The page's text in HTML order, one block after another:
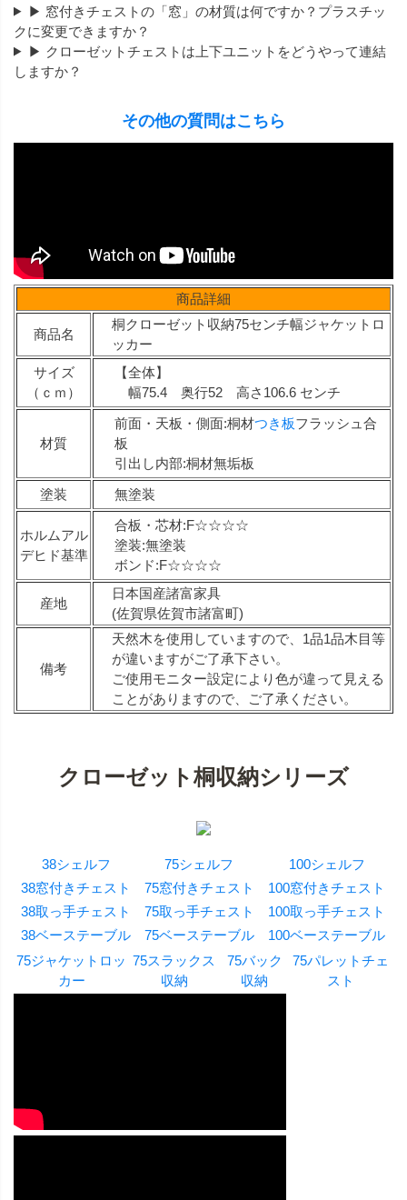
▶ 窓付きチェストの「窓」の材質は何ですか？プラスチッ
クに変更できますか？
▶ クローゼットチェストは上下ユニットをどうやって連結
しますか？
その他の質問はこちら
商品詳細
商品名
桐クローゼット収納75センチ幅ジャケットロ
ッカー
サイズ
（ｃｍ）
【全体】
幅75.4 奥行52 高さ106.6 センチ
材質
前面・天板・側面:桐材つき板フラッシュ合
板
引出し内部:桐材無垢板
塗装
無塗装
ホルムアル
デヒド基準
合板・芯材:F☆☆☆☆
塗装:無塗装
ボンド:F☆☆☆☆
産地
日本国産諸富家具
(佐賀県佐賀市諸富町)
備考
天然木を使用していますので、1品1品木目等
が違いますがご了承下さい。
ご使用モニター設定により色が違って見える
ことがありますので、ご了承ください。
クローゼット桐収納シリーズ
38シェルフ 75シェルフ
100シェルフ
38窓付きチェスト
75窓付きチェスト
100窓付きチェスト
38取っ手チェスト
75取っ手チェスト
100取っ手チェスト
38ベーステーブル
75ベーステーブル
100ベーステーブル
75ジャケットロッ
カー
75スラックス
収納
75バック
収納
75パレットチェ
スト